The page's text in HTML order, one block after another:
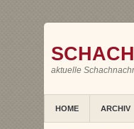
aktuelle
HOME ARCHIV